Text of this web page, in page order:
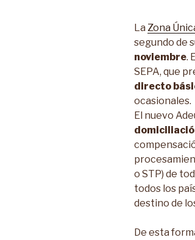
La Zona
segundo de
noviembre.
SEPA, que
directo
ocasionales.
El nuevo
o STP) de
todos los
destino de
De esta